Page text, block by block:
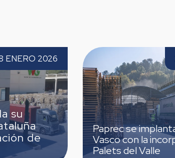
Paprec se implanta en el País Vasco con
la incorporación de Palets del Valle
21 JULIO 2026
Paprec se implanta en el País
Vasco con la incorporación de
Palets del Valle